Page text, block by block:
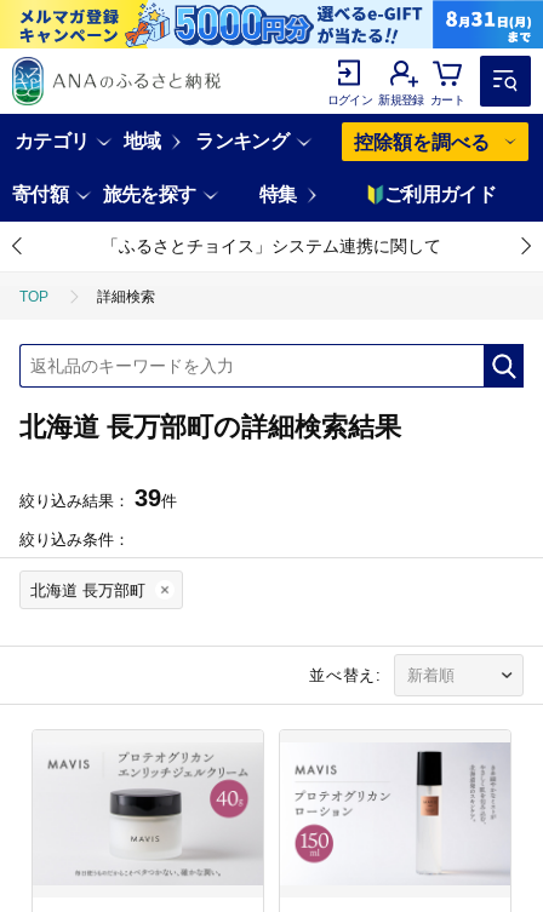
ログイン 新規登録 カート
カテゴリ 地域 ランキング 控除額を調べる
寄付額 旅先を探す 特集 ご利用ガイド
「ふるさとチョイス」システム連携に関して
TOP 詳細検索
北海道 長万部町の詳細検索結果
絞り込み結果： 39件
絞り込み条件：
北海道 長万部町
並べ替え: